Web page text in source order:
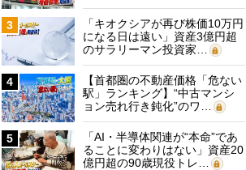
3
「キオクシアが再び株価10万円
になる日は遠い」資産3億円超
のサラリーマン投資家…
4
【首都圏の不動産価格「危ない
駅」ランキング】“中古マンシ
ョン売れ行き鈍化”のワ…
5
「AI・半導体関連が“本命”であ
ることに変わりはない」資産20
億円超の90歳現役トレ…